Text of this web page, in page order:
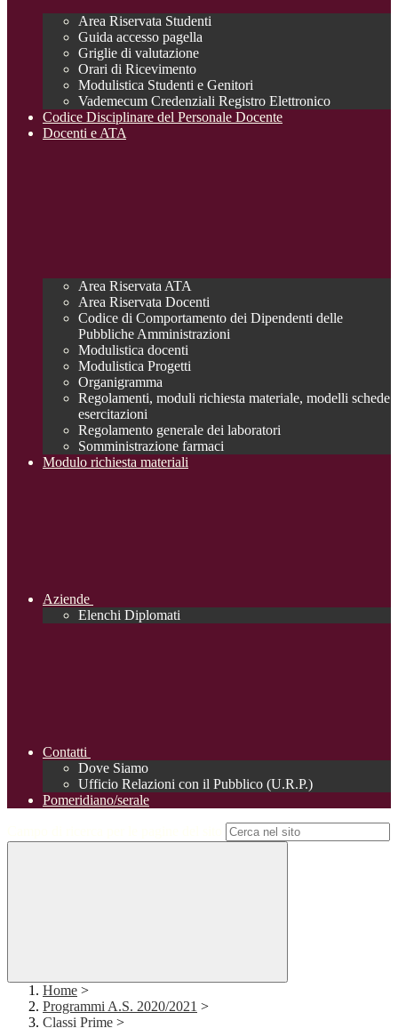
Area Riservata Studenti
Guida accesso pagella
Griglie di valutazione
Orari di Ricevimento
Modulistica Studenti e Genitori
Vademecum Credenziali Registro Elettronico
Codice Disciplinare del Personale Docente
Docenti e ATA
Area Riservata ATA
Area Riservata Docenti
Codice di Comportamento dei Dipendenti delle
Pubbliche Amministrazioni
Modulistica docenti
Modulistica Progetti
Organigramma
Regolamenti, moduli richiesta materiale, modelli schede
esercitazioni
Regolamento generale dei laboratori
Somministrazione farmaci
Modulo richiesta materiali
Aziende
Elenchi Diplomati
Contatti
Dove Siamo
Ufficio Relazioni con il Pubblico (U.R.P.)
Pomeridiano/serale
Home >
Programmi A.S. 2020/2021 >
Classi Prime >